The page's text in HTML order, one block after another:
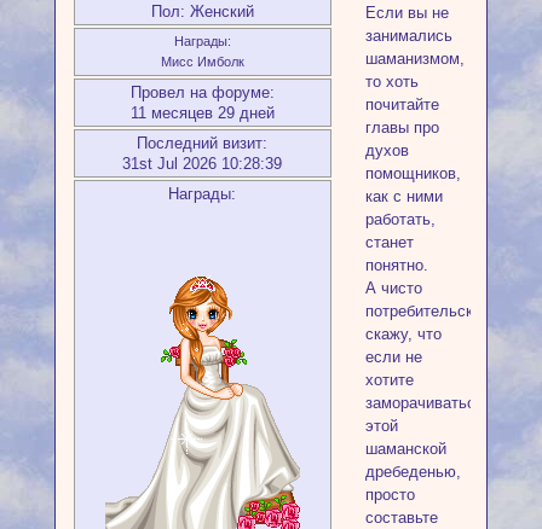
Пол: Женский
Награды:
Мисс Имболк
Провел на форуме:
11 месяцев 29 дней
Последний визит:
31st Jul 2026 10:28:39
Награды:
Если вы не
занимались
шаманизмом,
то хоть
почитайте
главы про
духов
помощников,
как с ними
работать,
станет
понятно.
А чисто
потребительски
скажу, что
если не
хотите
заморачиваться
этой
шаманской
дребеденью,
просто
составьте